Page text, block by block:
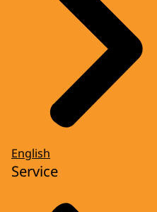
English
Service